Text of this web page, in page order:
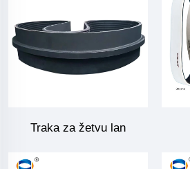
Traka za žetvu lan